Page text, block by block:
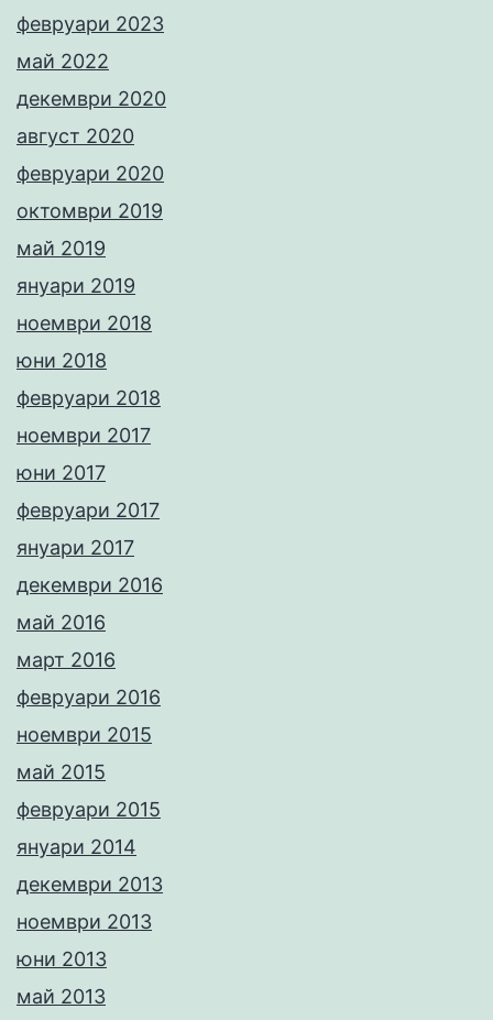
февруари 2023
май 2022
декември 2020
август 2020
февруари 2020
октомври 2019
май 2019
януари 2019
ноември 2018
юни 2018
февруари 2018
ноември 2017
юни 2017
февруари 2017
януари 2017
декември 2016
май 2016
март 2016
февруари 2016
ноември 2015
май 2015
февруари 2015
януари 2014
декември 2013
ноември 2013
юни 2013
май 2013